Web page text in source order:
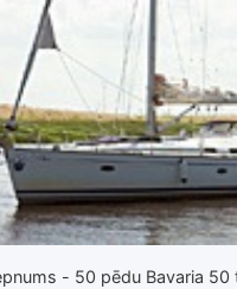
- 50 pēdu Bavaria 50